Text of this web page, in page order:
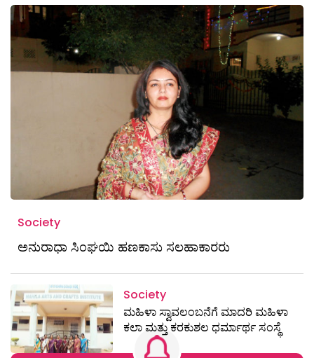
Society
ಅನುರಾಧಾ ಸಿಂಘಯಿ ಹಣಕಾಸು ಸಲಹಾಕಾರರು
Society
ಮಹಿಳಾ ಸ್ವಾವಲಂಬನೆಗೆ ಮಾದರಿ ಮಹಿಳಾ
ಕಲಾ ಮತ್ತು ಕರಕುಶಲ ಧರ್ಮಾರ್ಥ ಸಂಸ್ಥೆ